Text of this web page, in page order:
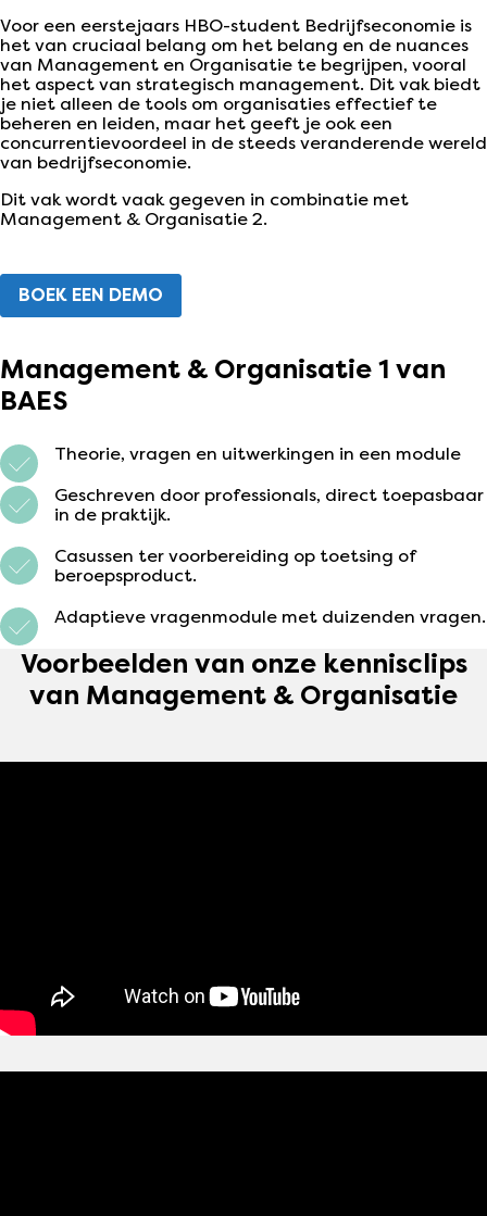
Voor een eerstejaars HBO-student Bedrijfseconomie is
het van cruciaal belang om het belang en de nuances
van Management en Organisatie te begrijpen, vooral
het aspect van strategisch management. Dit vak biedt
je niet alleen de tools om organisaties effectief te
beheren en leiden, maar het geeft je ook een
concurrentievoordeel in de steeds veranderende wereld
van bedrijfseconomie.
Dit vak wordt vaak gegeven in combinatie met
Management & Organisatie 2.
BOEK EEN DEMO
Management & Organisatie 1 van
BAES
Theorie, vragen en uitwerkingen in een module
Geschreven door professionals, direct toepasbaar
in de praktijk.
Casussen ter voorbereiding op toetsing of
beroepsproduct.
Adaptieve vragenmodule met duizenden vragen.
Voorbeelden van onze kennisclips
van Management & Organisatie